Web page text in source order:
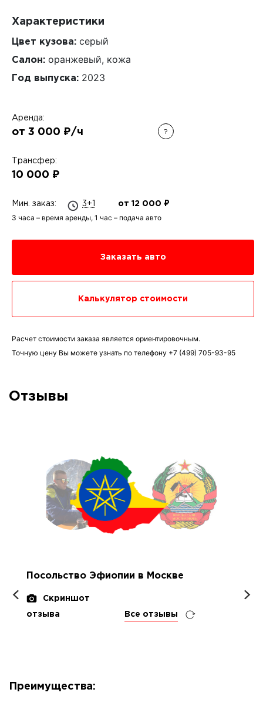
Характеристики
Цвет кузова: серый
Салон: оранжевый, кожа
Год выпуска: 2023
Аренда:
от 3 000 ₽/ч ?
Трансфер:
10 000 ₽
Мин. заказ: 3+1 от 12 000 ₽
3 часа – время аренды, 1 час – подача авто
Заказать авто
Калькулятор стоимости
Расчет стоимости заказа является ориентировочным.
Точную цену Вы можете узнать по телефону +7 (499) 705-93-95
Отзывы
Посольство Эфиопии в Москве
Скриншот
отзыва Все отзывы
Преимущества: